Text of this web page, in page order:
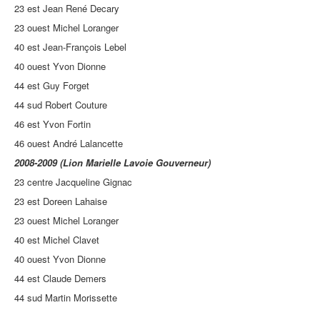
23 est Jean René Decary
23 ouest Michel Loranger
40 est Jean-François Lebel
40 ouest Yvon Dionne
44 est Guy Forget
44 sud Robert Couture
46 est Yvon Fortin
46 ouest André Lalancette
2008-2009 (Lion Marielle Lavoie Gouverneur)
23 centre Jacqueline Gignac
23 est Doreen Lahaise
23 ouest Michel Loranger
40 est Michel Clavet
40 ouest Yvon Dionne
44 est Claude Demers
44 sud Martin Morissette